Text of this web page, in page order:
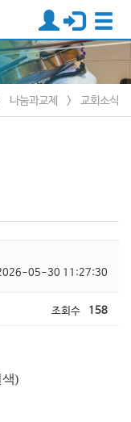
나눔과교제 > 교회소식
05-30 11:27:30
조회수 158
색)